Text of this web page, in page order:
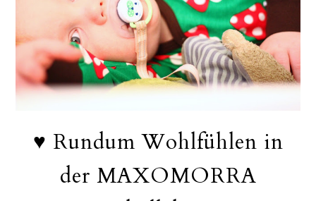
♥ Rundum Wohlfühlen in
der MAXOMORRA